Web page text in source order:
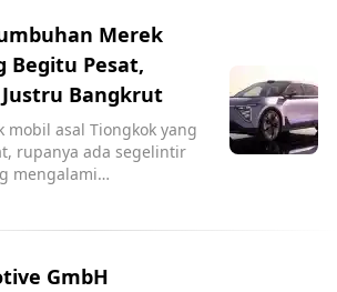
Merek
Begitu Pesat,
Bangkrut
mobil asal Tiongkok yang
rupanya ada segelintir
mengalami
GmbH